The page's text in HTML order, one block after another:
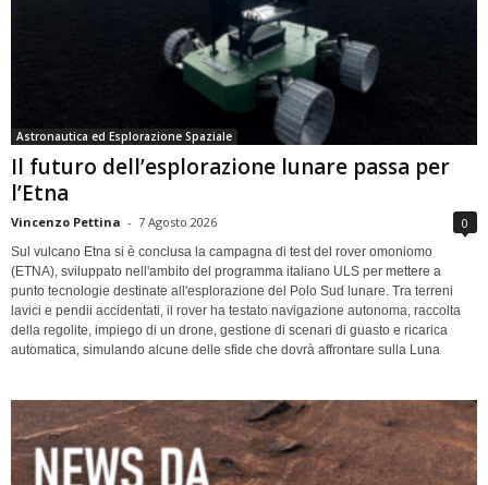
Astronautica ed Esplorazione Spaziale
Il futuro dell’esplorazione lunare passa per
l’Etna
Vincenzo Pettina - 7 Agosto 2026 0
Sul vulcano Etna si è conclusa la campagna di test del rover omoniomo
(ETNA), sviluppato nell'ambito del programma italiano ULS per mettere a
punto tecnologie destinate all'esplorazione del Polo Sud lunare. Tra terreni
lavici e pendii accidentati, il rover ha testato navigazione autonoma, raccolta
della regolite, impiego di un drone, gestione di scenari di guasto e ricarica
automatica, simulando alcune delle sfide che dovrà affrontare sulla Luna